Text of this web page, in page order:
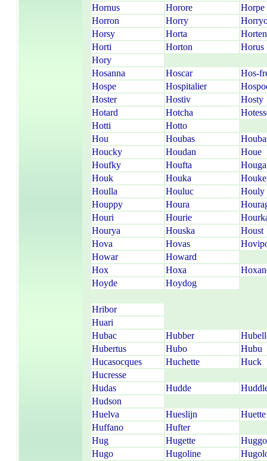
Hornus
Horore
Horpe
Horron
Horry
Horsy
Horta
Horti
Horton
Horus
Hory
Hosanna
Hoscar
Hos-
Hospe
Hospitalier
Hoster
Hostiv
Hosty
Hotard
Hotcha
Hotti
Hotto
Hou
Houbas
Houcky
Houdan
Houe
Houfky
Houfta
Houga
Houk
Houka
Houlla
Houluc
Houly
Houppy
Houra
Houri
Hourie
Hourya
Houska
Houst
Hova
Hovas
Howar
Howard
Hox
Hoxa
Hoyde
Hoydog
Hribor
Huari
Hubac
Hubber
Hubertus
Hubo
Hubu
Hucasocques
Huchette
Huck
Hucresse
Hudas
Hudde
Hudson
Huelva
Hueslijn
Huette
Huffano
Hufter
Hug
Hugette
Huggo
Hugo
Hugoline